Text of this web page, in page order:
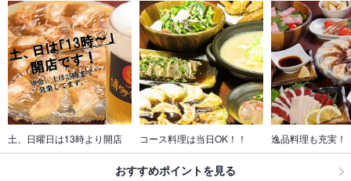
土、日曜日は13時より開店 コース料理は当日OK！！ 逸品料理も充実！
おすすめポイントを見る